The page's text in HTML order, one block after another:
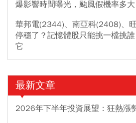
爆影響時間曝光，颱風假機率多
華邦電(2344)、南亞科(2408)、
停穩了？記憶體股只能挑一檔挑
它
最新文章
2026年下半年投資展望：狂熱漲